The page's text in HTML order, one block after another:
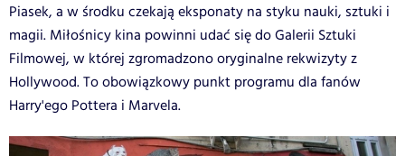
Piasek, a w środku czekają eksponaty na styku nauki, sztuki i
magii. Miłośnicy kina powinni udać się do Galerii Sztuki
Filmowej, w której zgromadzono oryginalne rekwizyty z
Hollywood. To obowiązkowy punkt programu dla fanów
Harry'ego Pottera i Marvela.